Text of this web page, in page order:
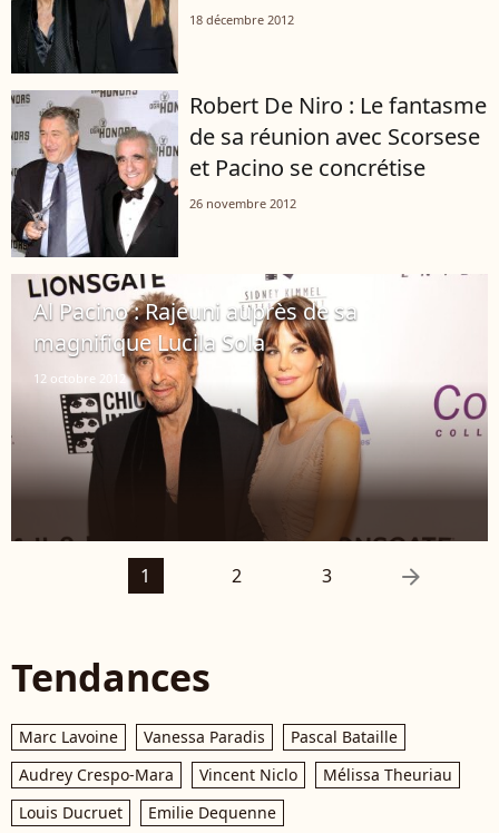
18 décembre 2012
Robert De Niro : Le fantasme
de sa réunion avec Scorsese
et Pacino se concrétise
26 novembre 2012
Al Pacino : Rajeuni auprès de sa
magnifique Lucila Sola
12 octobre 2012
1 2 3 arrow_right
Tendances
Marc Lavoine Vanessa Paradis
Pascal Bataille
Audrey Crespo-Mara
Vincent Niclo
Mélissa Theuriau
Louis Ducruet
Emilie Dequenne